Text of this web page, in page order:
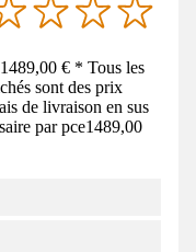
€ * Tous les
sont des prix
de livraison en sus
par pce1489,00